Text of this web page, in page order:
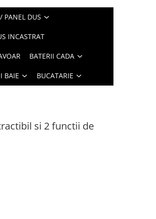
PANEL DUS
INCASTRAT
BATERII CADA
BAIE BUCATARIE
si 2 functii de